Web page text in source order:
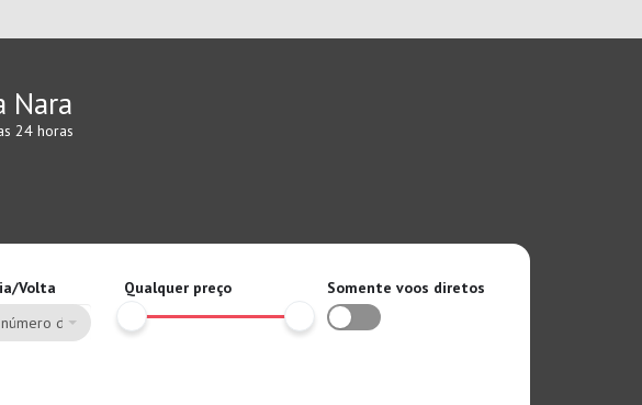
Nara
24 horas
Volta Qualquer preço
Somente voos diretos
de dias